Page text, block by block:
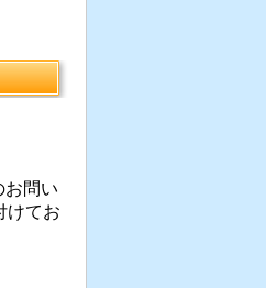
お問い
けてお